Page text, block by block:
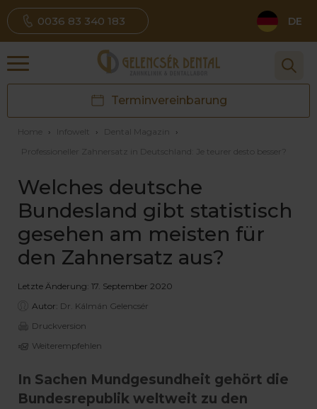
0036 83 340 183 DE
Terminvereinbarung
Home › Infowelt › Dental Magazin
›
Professioneller Zahnersatz in Deutschland: Je teurer desto besser?
Welches deutsche
Bundesland gibt statistisch
gesehen am meisten für
den Zahnersatz aus?
Letzte Änderung: 17. September 2020
Autor: Dr. Kálmán Gelencsér
Druckversion
Weiterempfehlen
In Sachen Mundgesundheit gehört die
Bundesrepublik weltweit zu den